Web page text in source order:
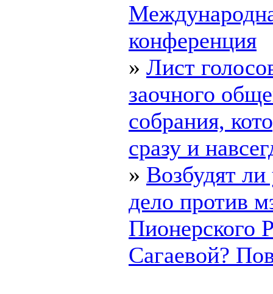
конференция
» Лист
заочного
собрания,
сразу и
» Возбудят ли
дело против
Пионерского
Сагаевой?